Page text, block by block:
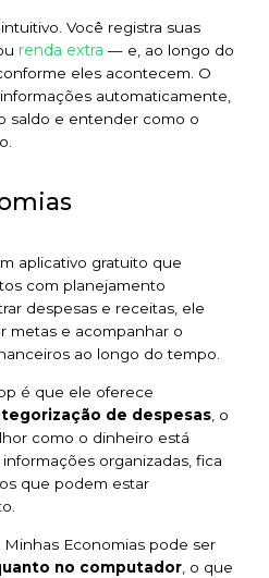
Você registra suas
renda extra — e, ao longo do
eles acontecem. O
automaticamente,
saldo e entender como o
aplicativo gratuito que
com planejamento
despesas e receitas, ele
metas e acompanhar o
ao longo do tempo.
é que ele oferece
de despesas , o
como o dinheiro está
organizadas, fica
que podem estar
Economias pode ser
no computador, o que